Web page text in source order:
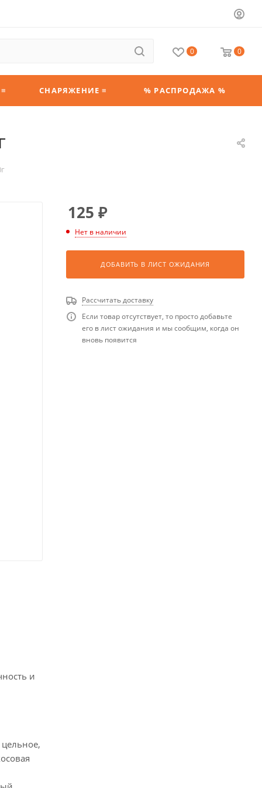
0 0
СНАРЯЖЕНИЕ ≡ % РАСПРОДАЖА %
и
125 ₽
Нет в наличии
ДОБАВИТЬ В ЛИСТ ОЖИДАНИЯ
Рассчитать доставку
Если товар отсутствует, то просто добавьте
его в лист ожидания и мы сообщим, когда он
вновь появится